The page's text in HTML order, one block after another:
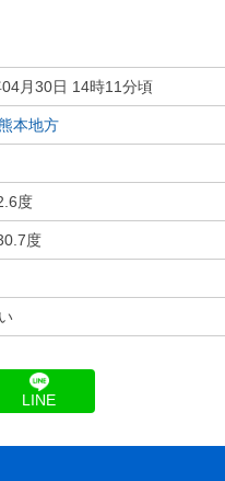
月30日 14時11分頃
本地方
度
度
LINE